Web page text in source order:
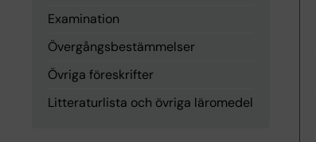
Examination
Övergångsbestämmelser
Övriga föreskrifter
Litteraturlista och övriga läromedel